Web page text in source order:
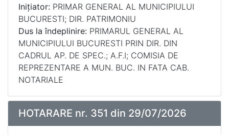
Inițiator: PRIMAR GENERAL AL MUNICIPIULUI
BUCURESTI; DIR. PATRIMONIU
Dus la îndeplinire: PRIMARUL GENERAL AL
MUNICIPIULUI BUCURESTI PRIN DIR. DIN
CADRUL AP. DE SPEC.; A.F.I; COMISIA DE
REPREZENTARE A MUN. BUC. IN FATA CAB.
NOTARIALE
HOTARARE nr. 351 din 29/07/2026